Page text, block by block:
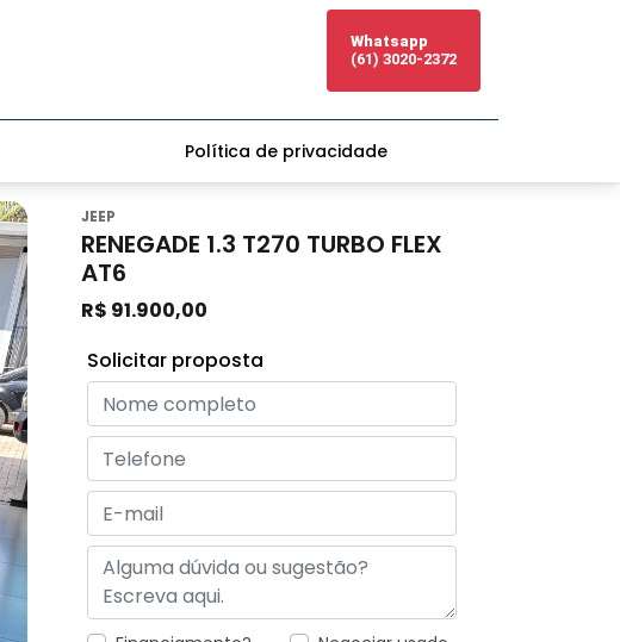
Whatsapp
(61) 3020-2372
Política de privacidade
JEEP
RENEGADE 1.3 T270 TURBO FLEX
AT6
R$ 91.900,00
Solicitar proposta